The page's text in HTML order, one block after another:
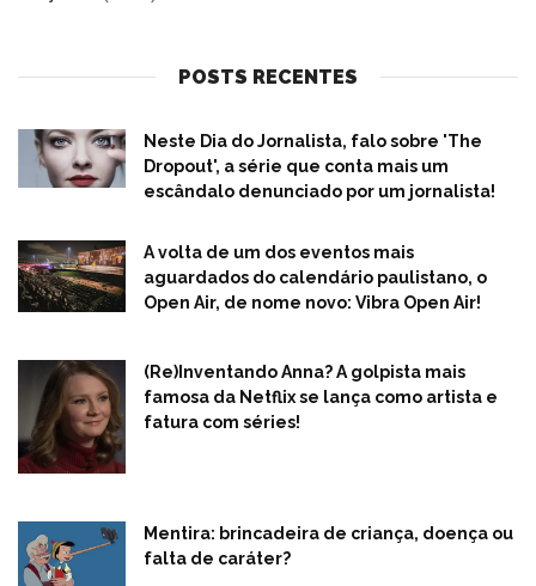
POSTS RECENTES
Neste Dia do Jornalista, falo sobre 'The
Dropout', a série que conta mais um
escândalo denunciado por um jornalista!
A volta de um dos eventos mais
aguardados do calendário paulistano, o
Open Air, de nome novo: Vibra Open Air!
(Re)Inventando Anna? A golpista mais
famosa da Netflix se lança como artista e
fatura com séries!
Mentira: brincadeira de criança, doença ou
falta de caráter?